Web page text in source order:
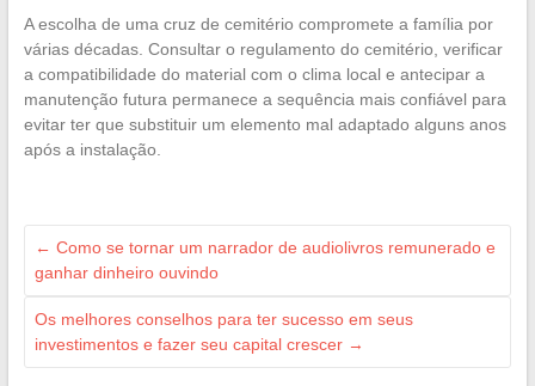
A escolha de uma cruz de cemitério compromete a família por
várias décadas. Consultar o regulamento do cemitério, verificar
a compatibilidade do material com o clima local e antecipar a
manutenção futura permanece a sequência mais confiável para
evitar ter que substituir um elemento mal adaptado alguns anos
após a instalação.
← Como se tornar um narrador de audiolivros remunerado e
ganhar dinheiro ouvindo
Os melhores conselhos para ter sucesso em seus
investimentos e fazer seu capital crescer →